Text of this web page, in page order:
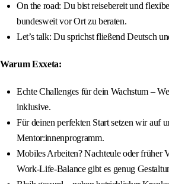
On the road: Du bist reisebereit und
bundesweit vor Ort zu beraten.
Let’s talk: Du sprichst fließend Deutsch
Warum Exxeta:
Echte Challenges für dein Wachstum –
inklusive.
Für deinen perfekten Start setzen wir auf
Mentor:innenprogramm.
Mobiles Arbeiten? Nachteule oder früher
Work-Life-Balance gibt es genug